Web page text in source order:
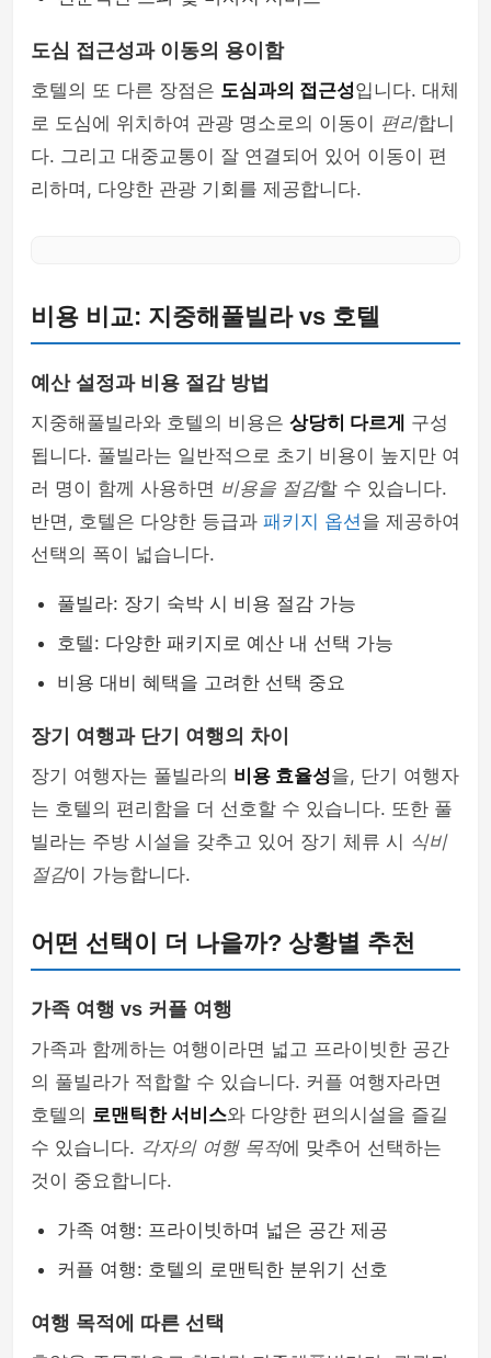
도심 접근성과 이동의 용이함
호텔의 또 다른 장점은 도심과의 접근성입니다. 대체
로 도심에 위치하여 관광 명소로의 이동이 편리합니
다. 그리고 대중교통이 잘 연결되어 있어 이동이 편
리하며, 다양한 관광 기회를 제공합니다.
비용 비교: 지중해풀빌라 vs 호텔
예산 설정과 비용 절감 방법
지중해풀빌라와 호텔의 비용은 상당히 다르게 구성
됩니다. 풀빌라는 일반적으로 초기 비용이 높지만 여
러 명이 함께 사용하면 비용을 절감할 수 있습니다.
반면, 호텔은 다양한 등급과 패키지 옵션을 제공하여
선택의 폭이 넓습니다.
풀빌라: 장기 숙박 시 비용 절감 가능
호텔: 다양한 패키지로 예산 내 선택 가능
비용 대비 혜택을 고려한 선택 중요
장기 여행과 단기 여행의 차이
장기 여행자는 풀빌라의 비용 효율성을, 단기 여행자
는 호텔의 편리함을 더 선호할 수 있습니다. 또한 풀
빌라는 주방 시설을 갖추고 있어 장기 체류 시 식비
절감이 가능합니다.
어떤 선택이 더 나을까? 상황별 추천
가족 여행 vs 커플 여행
가족과 함께하는 여행이라면 넓고 프라이빗한 공간
의 풀빌라가 적합할 수 있습니다. 커플 여행자라면
호텔의 로맨틱한 서비스와 다양한 편의시설을 즐길
수 있습니다. 각자의 여행 목적에 맞추어 선택하는
것이 중요합니다.
가족 여행: 프라이빗하며 넓은 공간 제공
커플 여행: 호텔의 로맨틱한 분위기 선호
여행 목적에 따른 선택